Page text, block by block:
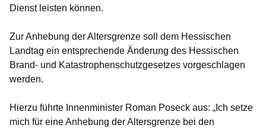
Dienst leisten können.
Zur Anhebung der Altersgrenze soll dem Hessischen
Landtag ein entsprechende Änderung des Hessischen
Brand- und Katastrophenschutzgesetzes vorgeschlagen
werden.
Hierzu führte Innenminister Roman Poseck aus: „Ich setze
mich für eine Anhebung der Altersgrenze bei den